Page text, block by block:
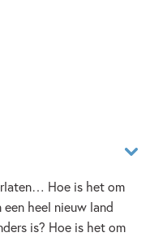
Hoe is het om
heel nieuw land
is? Hoe is het om